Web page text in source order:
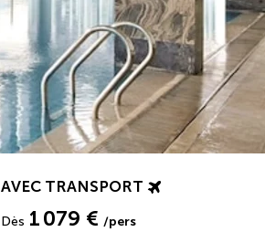
AVEC TRANSPORT
Dès 1 079 € /pers